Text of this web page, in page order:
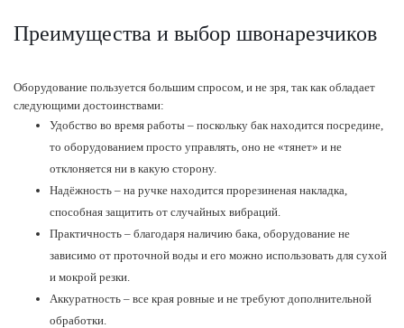
Преимущества и выбор швонарезчиков
Оборудование пользуется большим спросом, и не зря, так как обладает
следующими достоинствами:
Удобство во время работы – поскольку бак находится посредине,
то оборудованием просто управлять, оно не «тянет» и не
отклоняется ни в какую сторону.
Надёжность – на ручке находится прорезиненая накладка,
способная защитить от случайных вибраций.
Практичность – благодаря наличию бака, оборудование не
зависимо от проточной воды и его можно использовать для сухой
и мокрой резки.
Аккуратность – все края ровные и не требуют дополнительной
обработки.